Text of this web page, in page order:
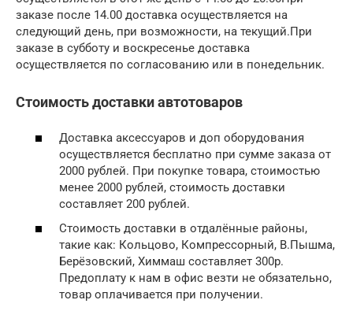
заказе после 14.00 доставка осуществляется на
следующий день, при возможности, на текущий.При
заказе в субботу и воскресенье доставка
осуществляется по согласованию или в понедельник.
Стоимость доставки автотоваров
Доставка аксессуаров и доп оборудования
осуществляется бесплатно при сумме заказа от
2000 рублей. При покупке товара, стоимостью
менее 2000 рублей, стоимость доставки
составляет 200 рублей.
Стоимость доставки в отдалённые районы,
такие как: Кольцово, Компрессорный, В.Пышма,
Берёзовский, Химмаш составляет 300р.
Предоплату к нам в офис везти не обязательно,
товар оплачивается при получении.